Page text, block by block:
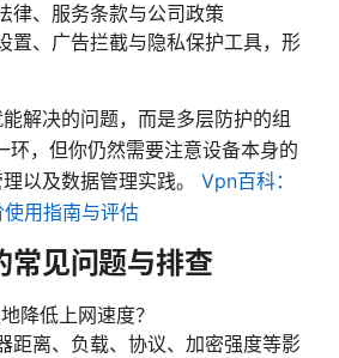
律、服务条款与公司政策
置、广告拦截与隐私保护工具，形
解决的问题，而是多层防护的组
环，但你仍然需要注意设备本身的
以及数据管理实践。 Vpn百科：
用指南与评估
常见问题与排查
降低上网速度？
距离、负载、协议、加密强度等影